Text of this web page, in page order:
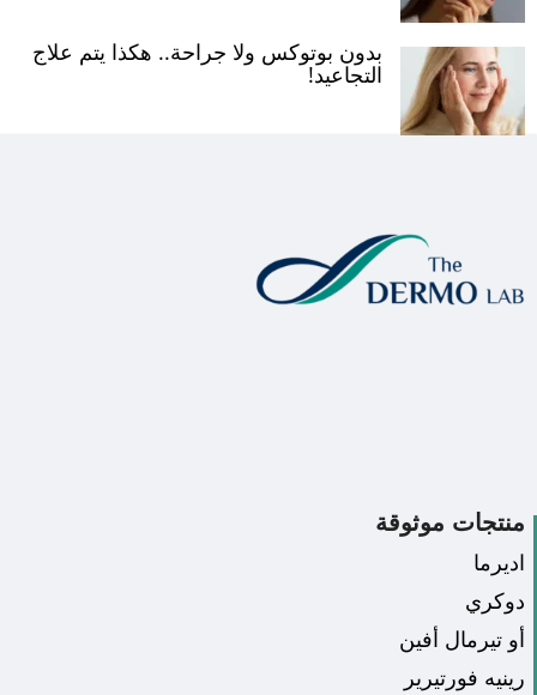
بدون بوتوكس ولا جراحة.. هكذا يتم علاج
التجاعيد!
منتجات موثوقة
اديرما
دوكري
أو تيرمال أفين
رينيه فورتيرير